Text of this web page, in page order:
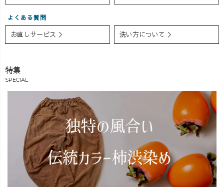
よくある質問
お直しサービス ＞ 洗い方について ＞
特集
SPECIAL